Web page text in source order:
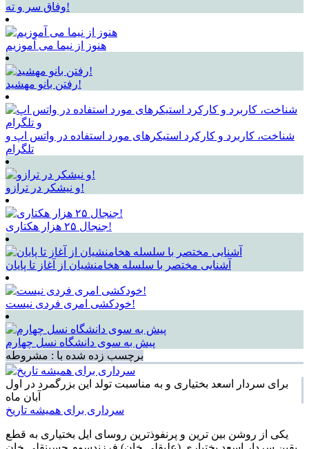
وفاق سر و ته!
هنوز از نیما می آموزیم
رفتن بانو مهشید!
شناخت، کاربرد و کارکرد استیکرهای مورد استفاده در واتس اپ و
تلگرام
و نیشکر در ترازو!
جنجال ۲۵ هزار هکتاری!
آشنایی مختصر با سلسله هخامنشیان از آغاز تا پایان
خودکشی امری فردی نیست!
پیش به سوی دانشگاه نسل چهارم
برچسب زده شده با : مشروطه
برای سردار اسعد بختیاری و به مناسبت تولد این بزرگمرد در اول
آبان ماه
سرداری برای همیشه تاریخ
یکی از روشن بین ترین و پرنفوذترین روسای ایل بختیاری به قطع